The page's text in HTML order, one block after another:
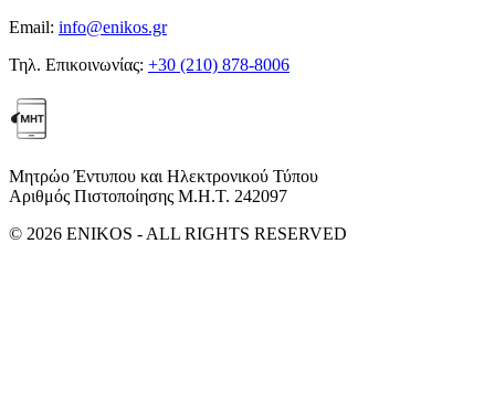
Email: info@enikos.gr
Τηλ. Επικοινωνίας: +30 (210) 878-8006
Μητρώο Έντυπου και Ηλεκτρονικού Τύπου
Αριθμός Πιστοποίησης Μ.Η.Τ. 242097
© 2026 ENIKOS - ALL RIGHTS RESERVED